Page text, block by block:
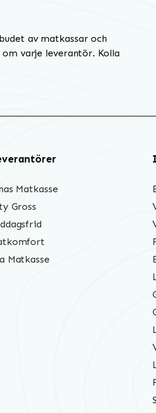
av matkassar och
varje leverantör. Kolla
Matkasse
Gross
Matkasse